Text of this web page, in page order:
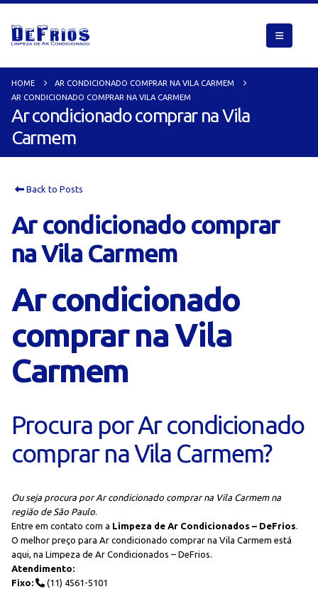
HOME
AR CONDICIONADO COMPRAR NA VILA CARMEM
AR CONDICIONADO COMPRAR NA VILA CARMEM
Ar condicionado comprar na Vila
Carmem
Back to Posts
Ar condicionado comprar
na Vila Carmem
Ar condicionado
comprar na Vila
Carmem
Procura por Ar condicionado
comprar na Vila Carmem?
Ou seja procura por Ar condicionado comprar na Vila Carmem na
região de São Paulo.
Entre em contato com a Limpeza de Ar Condicionados – DeFrios.
O melhor preço para Ar condicionado comprar na Vila Carmem está
aqui, na Limpeza de Ar Condicionados – DeFrios.
Atendimento:
Fixo:
(11) 4561-5101